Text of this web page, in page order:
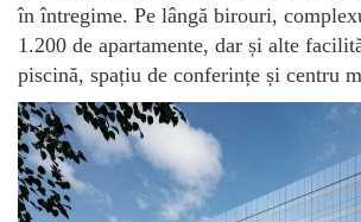
în întregime. Pe lângă birouri,
1.200 de apartamente, dar și alte
piscină, spațiu de conferințe și centru